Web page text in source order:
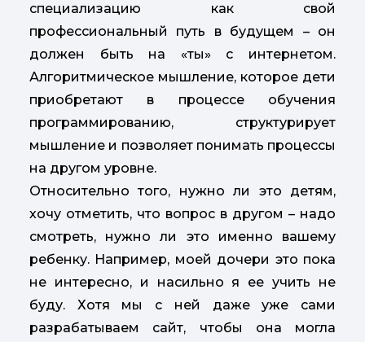
специализацию как свой
профессиональный путь в будущем – он
должен быть на «ты» с интернетом.
Алгоритмическое мышление, которое дети
приобретают в процессе обучения
программированию, структурирует
мышление и позволяет понимать процессы
на другом уровне.
Относительно того, нужно ли это детям,
хочу отметить, что вопрос в другом – надо
смотреть, нужно ли это именно вашему
ребенку. Например, моей дочери это пока
не интересно, и насильно я ее учить не
буду. Хотя мы с ней даже уже сами
разрабатываем сайт, чтобы она могла